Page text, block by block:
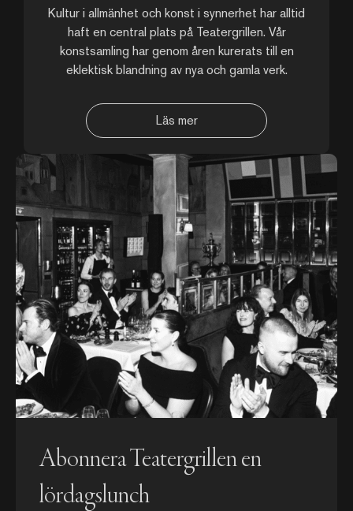
Kultur i allmänhet och konst i synnerhet har alltid
haft en central plats på Teatergrillen. Vår
konstsamling har genom åren kurerats till en
eklektisk blandning av nya och gamla verk.
Läs mer
Abonnera Teatergrillen en
lördagslunch